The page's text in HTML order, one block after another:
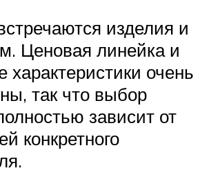
изделия и
Ценовая линейка и
характеристики очень
так что выбор
зависит от
конкретного